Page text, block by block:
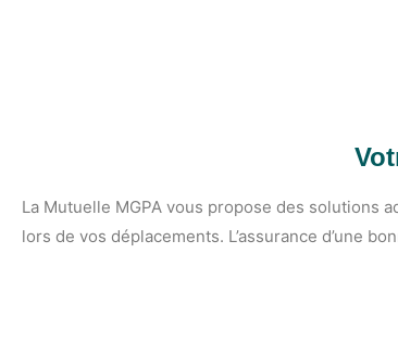
La Mutuelle MGPA vous propose des solutions
lors de vos déplacements. L’assurance d’une